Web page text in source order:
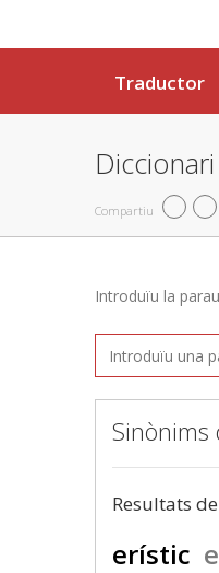
Traductor
Compartiu
Introduïu la
Sinònims
Resultats
erístic